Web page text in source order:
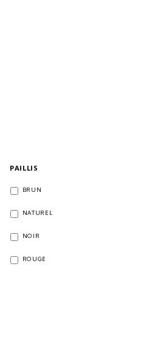
PAILLIS
BRUN
NATUREL
NOIR
ROUGE